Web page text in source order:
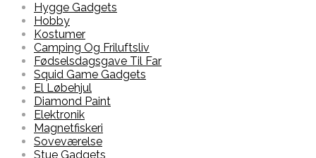
Hygge Gadgets
Hobby
Kostumer
Camping Og Friluftsliv
Fødselsdagsgave Til Far
Squid Game Gadgets
El Løbehjul
Diamond Paint
Elektronik
Magnetfiskeri
Soveværelse
Stue Gadgets